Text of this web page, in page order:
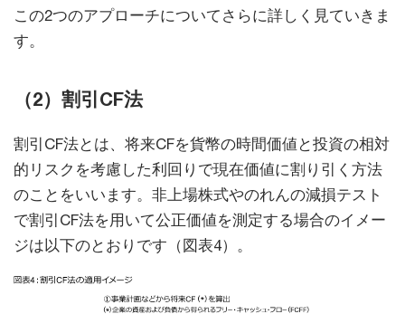
この2つのアプローチについてさらに詳しく見ていきま
す。
（2）割引CF法
割引CF法とは、将来CFを貨幣の時間価値と投資の相対
的リスクを考慮した利回りで現在価値に割り引く方法
のことをいいます。非上場株式やのれんの減損テスト
で割引CF法を用いて公正価値を測定する場合のイメー
ジは以下のとおりです（図表4）。